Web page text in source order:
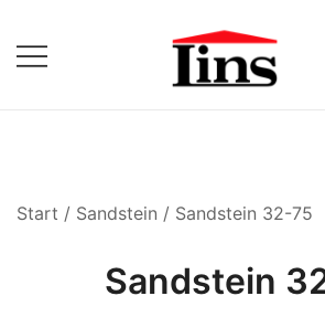
Inhalt
springen
Start / Sandstein / Sandstein 32-75
Sandstein